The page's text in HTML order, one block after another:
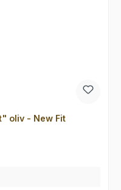
oliv - New Fit